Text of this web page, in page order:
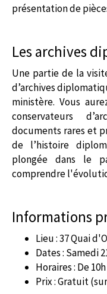
présentation de
Les archives
Une partie de la
d’archives
ministère. Vous
conservateurs
documents rares et
de l’histoire
plongée dans le
comprendre
Informations
Lieu : 37 Quai
Dates : Samedi
Horaires : De
Prix : Gratuit